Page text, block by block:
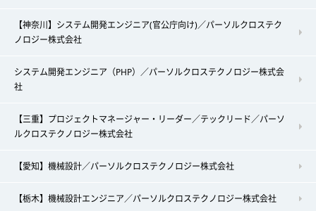
【神奈川】システム開発エンジニア(官公庁向け)／パーソルクロステク
ノロジー株式会社
システム開発エンジニア（PHP）／パーソルクロステクノロジー株式会
社
【三重】プロジェクトマネージャー・リーダー／テックリード／パーソ
ルクロステクノロジー株式会社
【愛知】機械設計／パーソルクロステクノロジー株式会社
【栃木】機械設計エンジニア／パーソルクロステクノロジー株式会社